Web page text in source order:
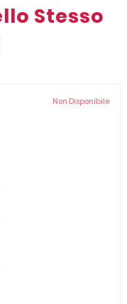
Stesso
Non Disponibile